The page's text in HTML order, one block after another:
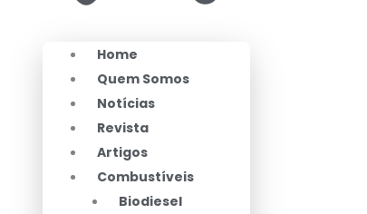
Home
Quem Somos
Notícias
Revista
Artigos
Combustíveis
Biodiesel